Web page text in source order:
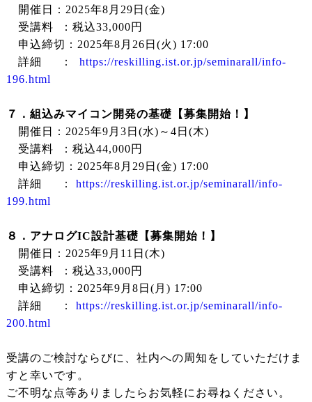
開催日：2025年8月29日(金)
受講料 ：税込33,000円
申込締切：2025年8月26日(火) 17:00
詳細 ： https://reskilling.ist.or.jp/seminarall/info-
196.html
７．組込みマイコン開発の基礎【募集開始！】
開催日：2025年9月3日(水)～4日(木)
受講料 ：税込44,000円
申込締切：2025年8月29日(金) 17:00
詳細 ： https://reskilling.ist.or.jp/seminarall/info-
199.html
８．アナログIC設計基礎【募集開始！】
開催日：2025年9月11日(木)
受講料 ：税込33,000円
申込締切：2025年9月8日(月) 17:00
詳細 ： https://reskilling.ist.or.jp/seminarall/info-
200.html
受講のご検討ならびに、社内への周知をしていただけま
すと幸いです。
ご不明な点等ありましたらお気軽にお尋ねください。